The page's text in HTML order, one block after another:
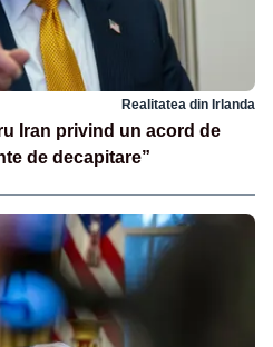
Realitatea din Irlanda
Iran privind un acord de
de decapitare”